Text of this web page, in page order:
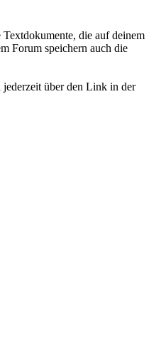
die auf deinem
Forum speichern auch die
über den Link in der